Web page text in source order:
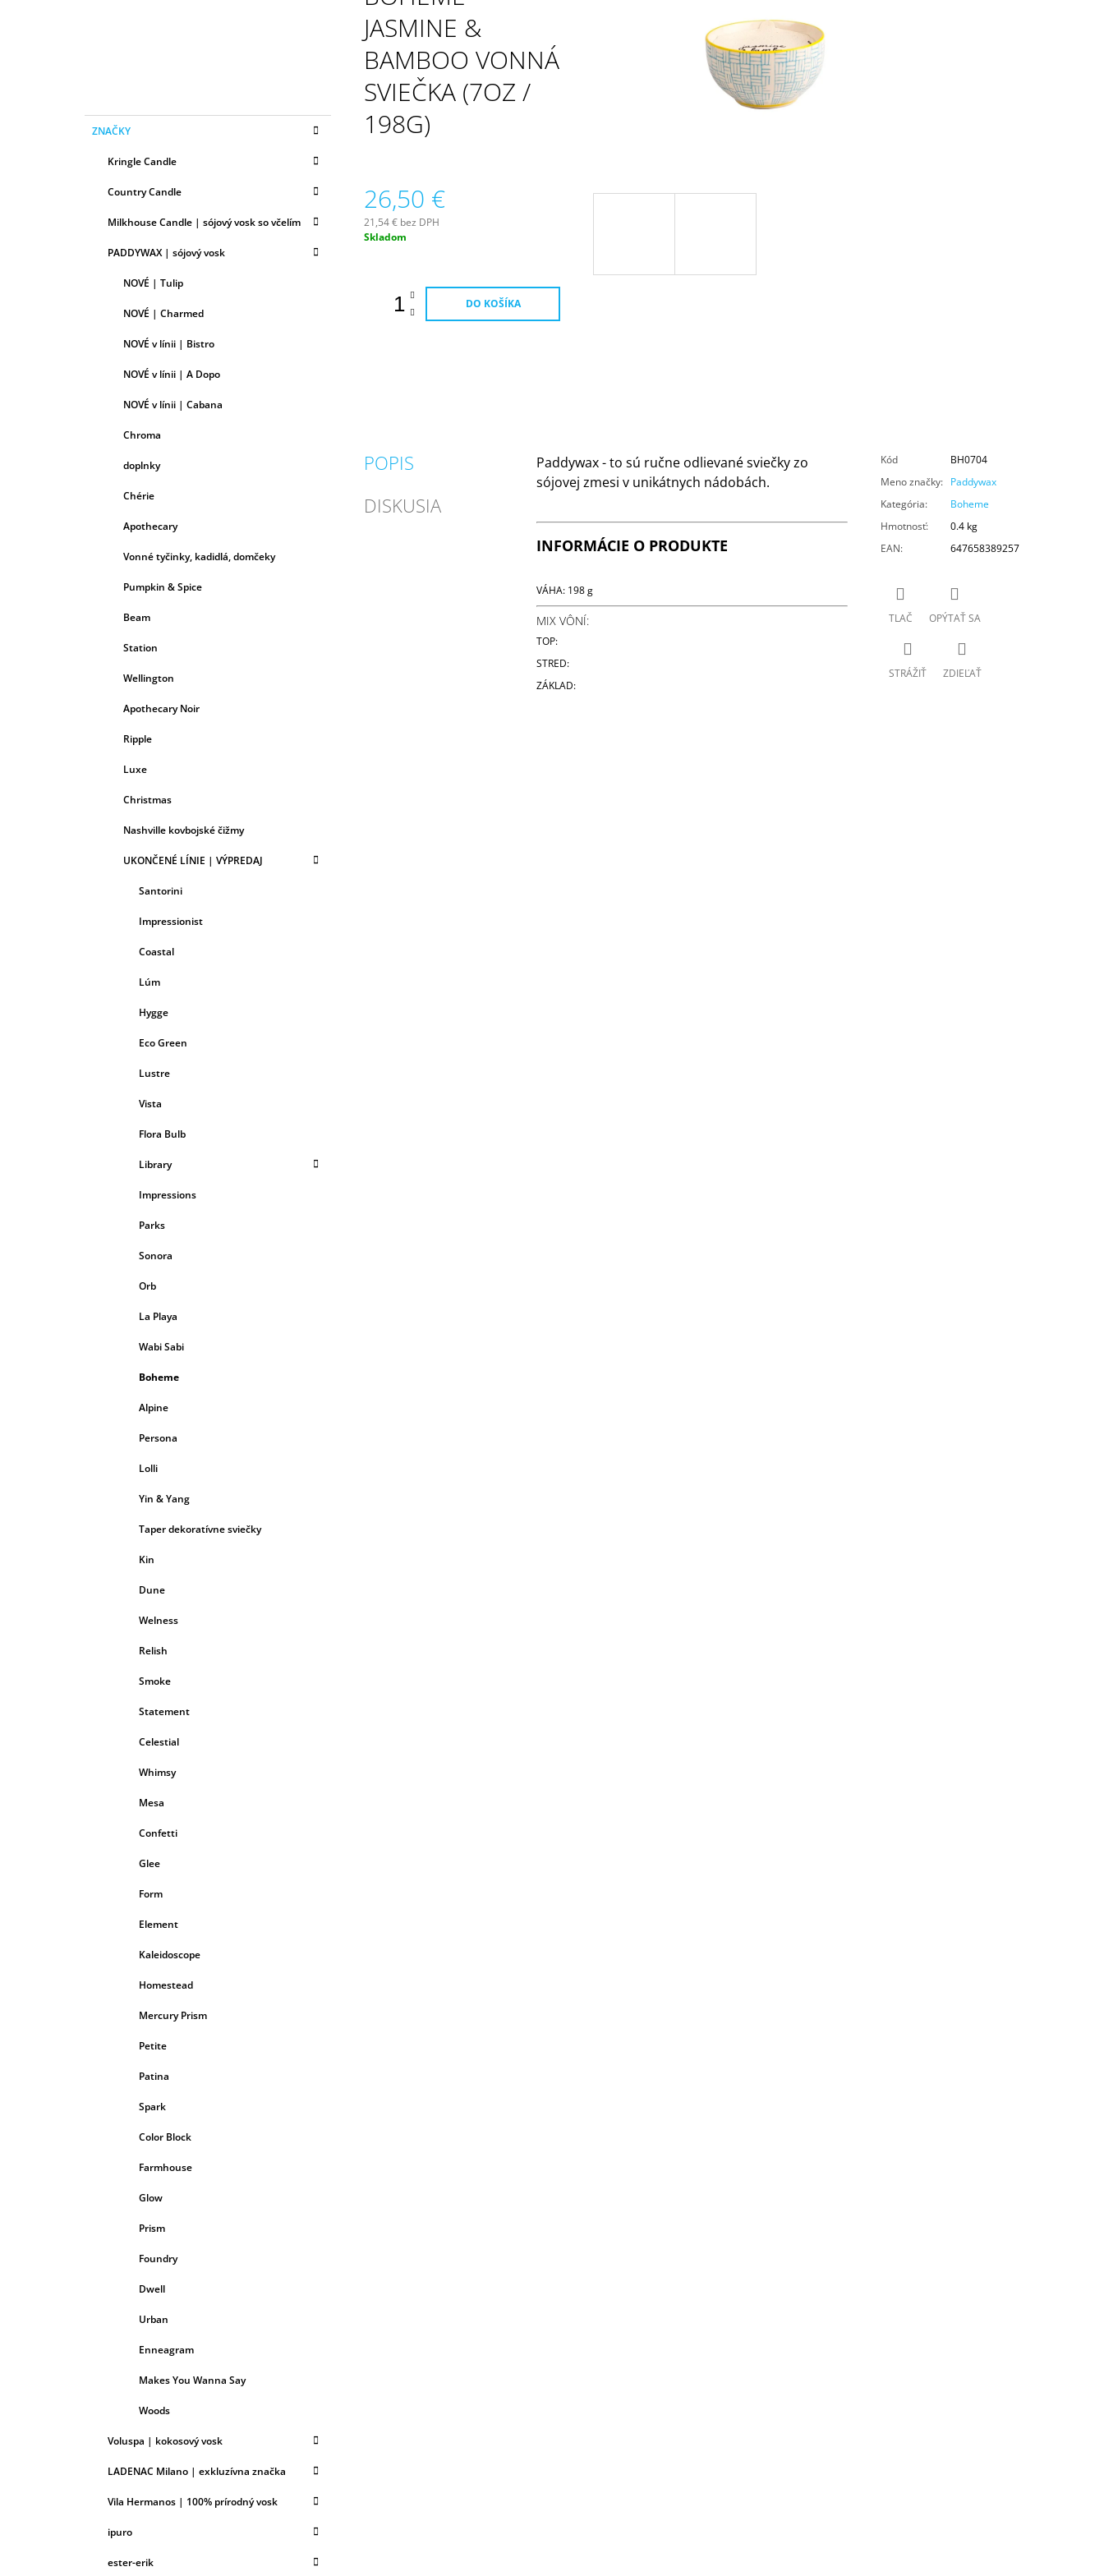
kategórie
K
AZNAČKY
Kringle Candle
Country Candle
Milkhouse Candle | sójový vosk so včelím
PADDYWAX | sójový vosk
NOVÉ | Tulip
NOVÉ | Charmed
NOVÉ v línii | Bistro
NOVÉ v línii | A Dopo
NOVÉ v línii | Cabana
Chroma
doplnky
Chérie
Apothecary
Vonné tyčinky, kadidlá, domčeky
Pumpkin & Spice
Beam
Station
Wellington
Apothecary Noir
Ripple
Luxe
Christmas
Nashville kovbojské čižmy
UKONČENÉ LÍNIE | VÝPREDAJ
Santorini
Impressionist
Coastal
Lúm
Hygge
Eco Green
Lustre
Vista
Flora Bulb
Library
Impressions
Parks
Sonora
Orb
La Playa
Wabi Sabi
Boheme
Alpine
Persona
Lolli
Yin & Yang
Taper dekoratívne sviečky
Kin
Dune
Welness
Relish
Smoke
Statement
Celestial
Whimsy
Mesa
Confetti
Glee
Form
Element
Kaleidoscope
Homestead
Mercury Prism
Petite
Patina
Spark
Color Block
Farmhouse
Glow
Prism
Foundry
Dwell
Urban
Enneagram
Makes You Wanna Say
Woods
Voluspa | kokosový vosk
LADENAC Milano | exkluzívna značka
Vila Hermanos | 100% prírodný vosk
ipuro
ester-erik
JASMINE &
BAMBOO VONNÁ
SVIEČKA (7OZ /
198G)
26,50 €
21,54 € bez DPH
Jednotková
Skladom
DO KOŠÍKA
POPIS
DISKUSIA
Paddywax - to sú ručne odlievané sviečky zo
sójovej zmesi v unikátnych nádobách.
INFORMÁCIE O PRODUKTE
VÁHA: 198 g
MIX VÔNÍ:
TOP:
STRED:
ZÁKLAD:
Kód
BH0704
Meno značky:
Paddywax
Kategória:
Boheme
Hmotnosť:
0.4 kg
EAN: 647658389257
TLAČ OPÝTAŤ SA
STRÁŽIŤ ZDIEĽAŤ
16,90 €